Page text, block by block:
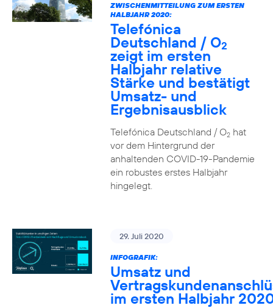
ZWISCHENMITTEILUNG ZUM ERSTEN
HALBJAHR 2020:
Telefónica
Deutschland / O2
zeigt im ersten
Halbjahr relative
Stärke und bestätigt
Umsatz- und
Ergebnisausblick
Telefónica Deutschland / O2hat
vor dem Hintergrund der
anhaltenden COVID-19-Pandemie
ein robustes erstes Halbjahr
hingelegt.
29. Juli 2020
INFOGRAFIK:
Umsatz und
im ersten Halbjahr